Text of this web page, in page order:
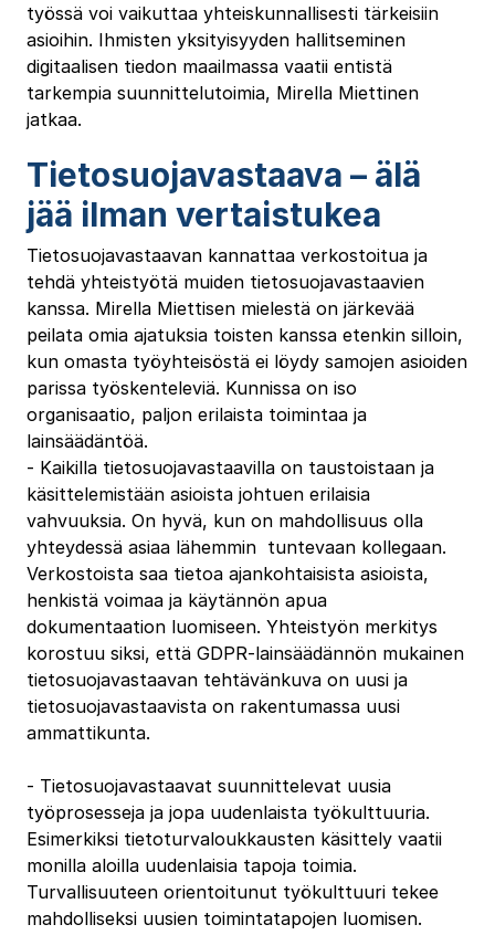
työssä voi vaikuttaa yhteiskunnallisesti tärkeisiin
asioihin. Ihmisten yksityisyyden hallitseminen
digitaalisen tiedon maailmassa vaatii entistä
tarkempia suunnittelutoimia, Mirella Miettinen
jatkaa.
Tietosuojavastaava – älä
jää ilman vertaistukea
Tietosuojavastaavan kannattaa verkostoitua ja
tehdä yhteistyötä muiden tietosuojavastaavien
kanssa. Mirella Miettisen mielestä on järkevää
peilata omia ajatuksia toisten kanssa etenkin silloin,
kun omasta työyhteisöstä ei löydy samojen asioiden
parissa työskenteleviä. Kunnissa on iso
organisaatio, paljon erilaista toimintaa ja
lainsäädäntöä.
‐ Kaikilla tietosuojavastaavilla on taustoistaan ja
käsittelemistään asioista johtuen erilaisia
vahvuuksia. On hyvä, kun on mahdollisuus olla
yhteydessä asiaa lähemmin tuntevaan kollegaan.
Verkostoista saa tietoa ajankohtaisista asioista,
henkistä voimaa ja käytännön apua
dokumentaation luomiseen. Yhteistyön merkitys
korostuu siksi, että GDPR‐lainsäädännön mukainen
tietosuojavastaavan tehtävänkuva on uusi ja
tietosuojavastaavista on rakentumassa uusi
ammattikunta.
‐ Tietosuojavastaavat suunnittelevat uusia
työprosesseja ja jopa uudenlaista työkulttuuria.
Esimerkiksi tietoturvaloukkausten käsittely vaatii
monilla aloilla uudenlaisia tapoja toimia.
Turvallisuuteen orientoitunut työkulttuuri tekee
mahdolliseksi uusien toimintatapojen luomisen.